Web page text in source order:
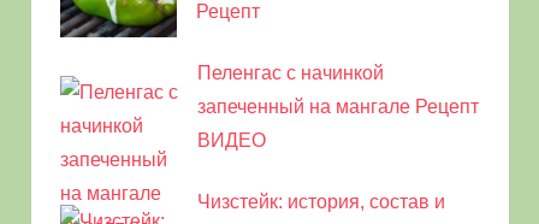
Рецепт
Пеленгас с начинкой
запеченный на мангале Рецепт
ВИДЕО
Чизстейк: история, состав и